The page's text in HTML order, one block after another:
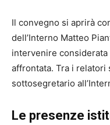
Il convegno si aprirà
dell’Interno Matteo
intervenire considerata
affrontata. Tra i relatori
sottosegretario
Le presenze